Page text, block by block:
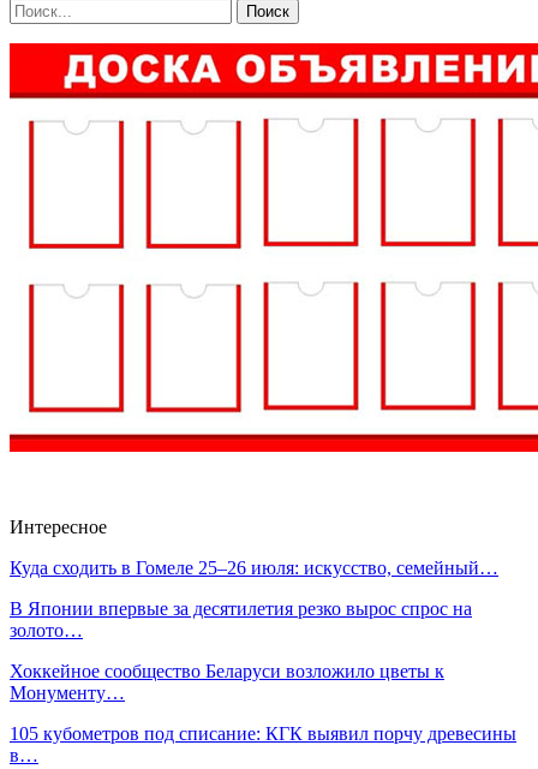
Интересное
Куда сходить в Гомеле 25–26 июля: искусство, семейный…
В Японии впервые за десятилетия резко вырос спрос на
золото…
Хоккейное сообщество Беларуси возложило цветы к
Монументу…
105 кубометров под списание: КГК выявил порчу древесины
в…